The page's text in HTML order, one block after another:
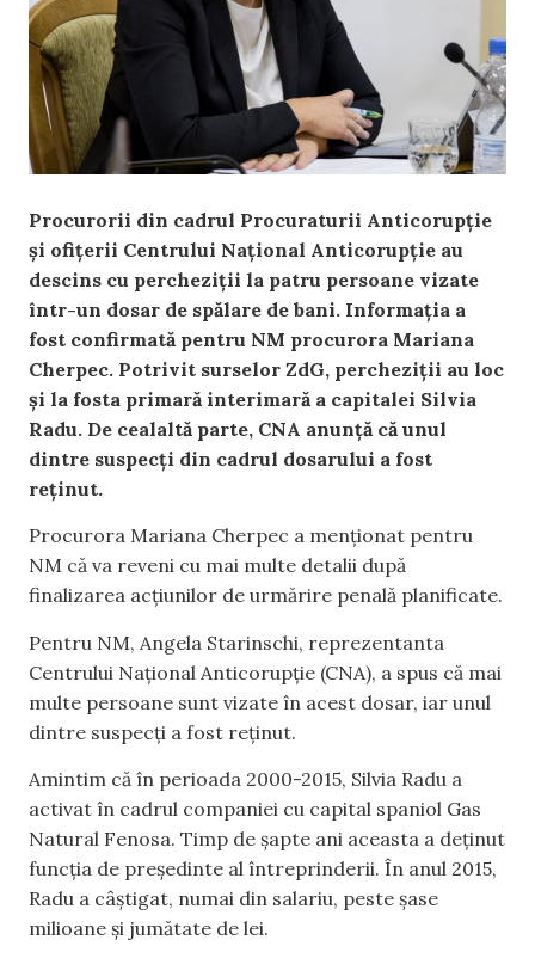
Procurorii din cadrul Procuraturii Anticorupție
și ofițerii Centrului Național Anticorupție au
descins cu percheziții la patru persoane vizate
într-un dosar de spălare de bani. Informația a
fost confirmată pentru NM procurora Mariana
Cherpec. Potrivit surselor ZdG, percheziții au loc
și la fosta primară interimară a capitalei Silvia
Radu. De cealaltă parte, CNA anunță că unul
dintre suspecți din cadrul dosarului a fost
reținut.
Procurora Mariana Cherpec a menționat pentru
NM că va reveni cu mai multe detalii după
finalizarea acțiunilor de urmărire penală planificate.
Pentru NM, Angela Starinschi, reprezentanta
Centrului Național Anticorupție (CNA), a spus că mai
multe persoane sunt vizate în acest dosar, iar unul
dintre suspecți a fost reținut.
Amintim că în perioada 2000-2015, Silvia Radu a
activat în cadrul companiei cu capital spaniol Gas
Natural Fenosa. Timp de șapte ani aceasta a deținut
funcția de președinte al întreprinderii. În anul 2015,
Radu a câștigat, numai din salariu, peste șase
milioane și jumătate de lei.